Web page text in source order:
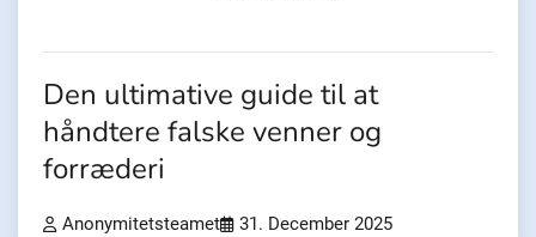
Den ultimative guide til at
håndtere falske venner og
forræderi
Anonymitetsteamet 31. December 2025